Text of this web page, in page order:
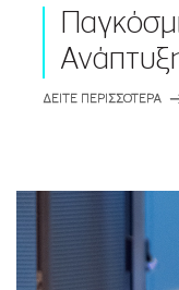
ΔΕΙΤΕ ΠΕΡΙΣΣΟΤΕΡΑ